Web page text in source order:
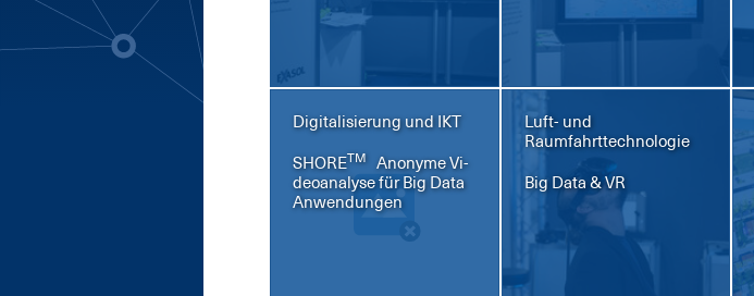
Digitalisierung und IKT
SHORETM An­ony­me Vi­
deo­ana­ly­se für Big Da­ta
An­wen­dun­gen
Luft- und
Raumfahrttechnologie
Big Da­ta & VR